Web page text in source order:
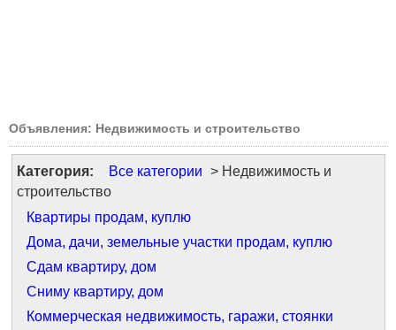
Объявления: Недвижимость и строительство
Категория: Все категории > Недвижимость и
строительство
Квартиры продам, куплю
Дома, дачи, земельные участки продам, куплю
Сдам квартиру, дом
Сниму квартиру, дом
Коммерческая недвижимость, гаражи, стоянки